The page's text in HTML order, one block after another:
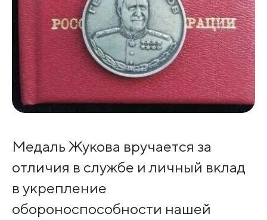
Медаль Жукова вручается за
отличия в службе и личный вклад
в укрепление
обороноспособности нашей